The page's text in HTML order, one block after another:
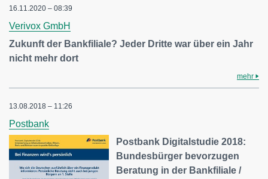
16.11.2020 – 08:39
Verivox GmbH
Zukunft der Bankfiliale? Jeder Dritte war über ein Jahr
nicht mehr dort
mehr
13.08.2018 – 11:26
Postbank
Postbank Digitalstudie 2018:
Bundesbürger bevorzugen
Beratung in der Bankfiliale /